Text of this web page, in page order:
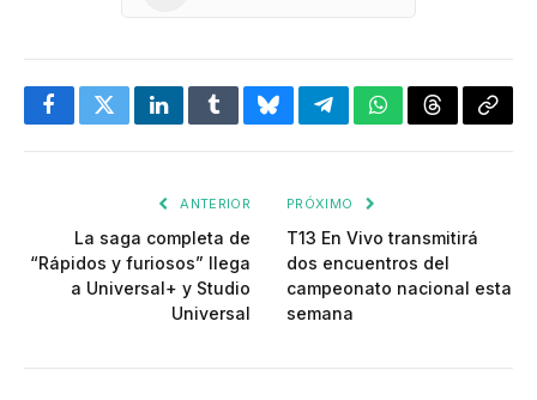
FacebookTwitterLinkedInTumblrBlueskyTelegramWhatsApp
Threads
ANTERIOR
La saga completa de
“Rápidos y furiosos” llega
a Universal+ y Studio
Universal
PRÓXIMO
T13 En Vivo transmitirá
dos encuentros del
campeonato nacional esta
semana